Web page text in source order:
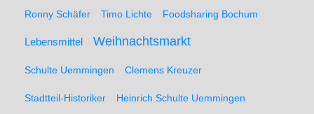
Ronny Schäfer Timo Lichte Foodsharing Bochum
Lebensmittel Weihnachtsmarkt
Schulte Uemmingen Clemens Kreuzer
Stadtteil-Historiker Heinrich Schulte Uemmingen